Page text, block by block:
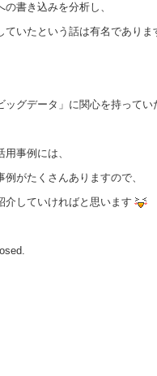
書き込みを分析し、
ていたという話は有名でありま
ッグデータ」に関心を持ってい
事例には、
例がたくさんありますので、
介していければと思います